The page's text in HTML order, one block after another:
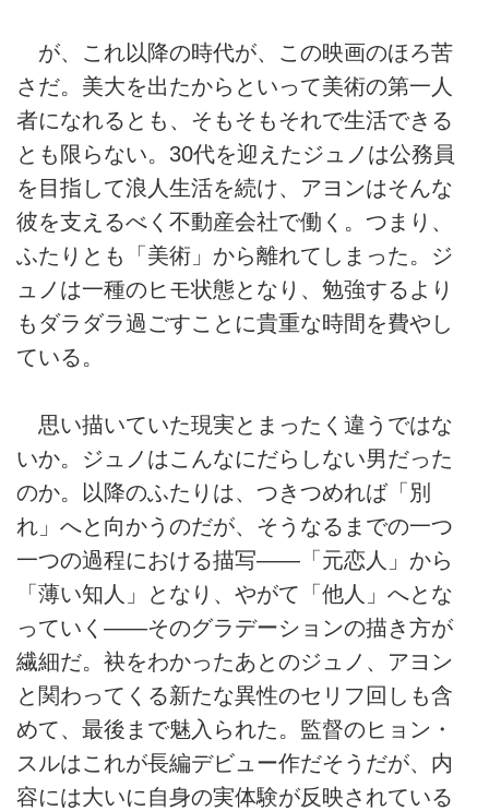
が、これ以降の時代が、この映画のほろ苦
さだ。美大を出たからといって美術の第一人
者になれるとも、そもそもそれで生活できる
とも限らない。30代を迎えたジュノは公務員
を目指して浪人生活を続け、アヨンはそんな
彼を支えるべく不動産会社で働く。つまり、
ふたりとも「美術」から離れてしまった。ジ
ュノは一種のヒモ状態となり、勉強するより
もダラダラ過ごすことに貴重な時間を費やし
ている。
思い描いていた現実とまったく違うではな
いか。ジュノはこんなにだらしない男だった
のか。以降のふたりは、つきつめれば「別
れ」へと向かうのだが、そうなるまでの一つ
一つの過程における描写――「元恋人」から
「薄い知人」となり、やがて「他人」へとな
っていく――そのグラデーションの描き方が
繊細だ。袂をわかったあとのジュノ、アヨン
と関わってくる新たな異性のセリフ回しも含
めて、最後まで魅入られた。監督のヒョン・
スルはこれが長編デビュー作だそうだが、内
容には大いに自身の実体験が反映されている